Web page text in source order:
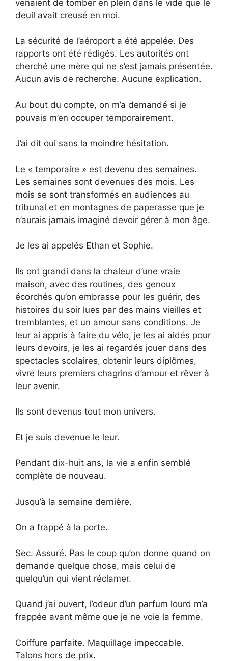
venaient de tomber en plein dans le vide que le
deuil avait creusé en moi.
La sécurité de l’aéroport a été appelée. Des
rapports ont été rédigés. Les autorités ont
cherché une mère qui ne s’est jamais présentée.
Aucun avis de recherche. Aucune explication.
Au bout du compte, on m’a demandé si je
pouvais m’en occuper temporairement.
J’ai dit oui sans la moindre hésitation.
Le « temporaire » est devenu des semaines.
Les semaines sont devenues des mois. Les
mois se sont transformés en audiences au
tribunal et en montagnes de paperasse que je
n’aurais jamais imaginé devoir gérer à mon âge.
Je les ai appelés Ethan et Sophie.
Ils ont grandi dans la chaleur d’une vraie
maison, avec des routines, des genoux
écorchés qu’on embrasse pour les guérir, des
histoires du soir lues par des mains vieilles et
tremblantes, et un amour sans conditions. Je
leur ai appris à faire du vélo, je les ai aidés pour
leurs devoirs, je les ai regardés jouer dans des
spectacles scolaires, obtenir leurs diplômes,
vivre leurs premiers chagrins d’amour et rêver à
leur avenir.
Ils sont devenus tout mon univers.
Et je suis devenue le leur.
Pendant dix-huit ans, la vie a enfin semblé
complète de nouveau.
Jusqu’à la semaine dernière.
On a frappé à la porte.
Sec. Assuré. Pas le coup qu’on donne quand on
demande quelque chose, mais celui de
quelqu’un qui vient réclamer.
Quand j’ai ouvert, l’odeur d’un parfum lourd m’a
frappée avant même que je ne voie la femme.
Coiffure parfaite. Maquillage impeccable.
Talons hors de prix.